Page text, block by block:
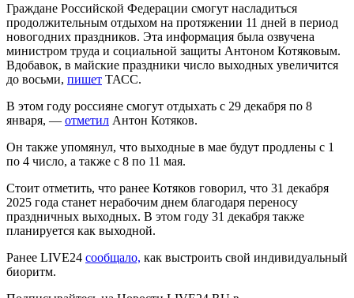
Граждане Российской Федерации смогут насладиться
продолжительным отдыхом на протяжении 11 дней в период
новогодних праздников. Эта информация была озвучена
министром труда и социальной защиты Антоном Котяковым.
Вдобавок, в майские праздники число выходных увеличится
до восьми, пишет ТАСС.
В этом году россияне смогут отдыхать с 29 декабря по 8
января, — отметил Антон Котяков.
Он также упомянул, что выходные в мае будут продлены с 1
по 4 число, а также с 8 по 11 мая.
Стоит отметить, что ранее Котяков говорил, что 31 декабря
2025 года станет нерабочим днем благодаря переносу
праздничных выходных. В этом году 31 декабря также
планируется как выходной.
Ранее LIVE24 сообщало, как выстроить свой индивидуальный
биоритм.